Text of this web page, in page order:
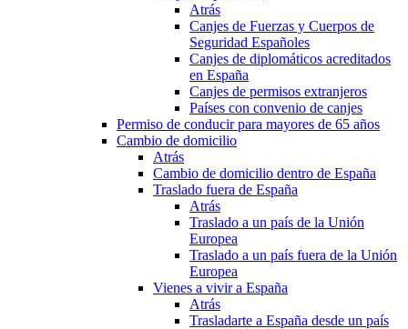
Atrás
Canjes de Fuerzas y Cuerpos de
Seguridad Españoles
Canjes de diplomáticos acreditados
en España
Canjes de permisos extranjeros
Países con convenio de canjes
Permiso de conducir para mayores de 65 años
Cambio de domicilio
Atrás
Cambio de domicilio dentro de España
Traslado fuera de España
Atrás
Traslado a un país de la Unión
Europea
Traslado a un país fuera de la Unión
Europea
Vienes a vivir a España
Atrás
Trasladarte a España desde un país